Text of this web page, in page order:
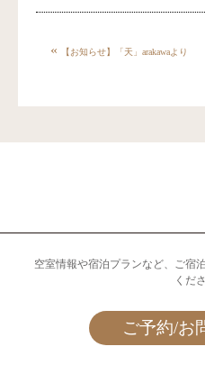
« 【お知らせ】「天」arakawaより
空室情報や宿泊プランなど、ご宿
くだ
ご予約/お